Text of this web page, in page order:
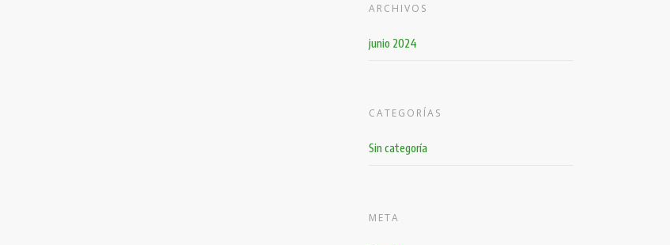
ARCHIVOS
junio 2024
CATEGORÍAS
Sin categoría
META